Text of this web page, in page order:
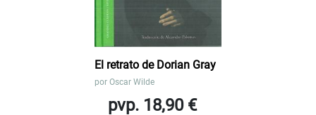
El retrato de Dorian Gray
por Oscar Wilde
pvp. 18,90 €